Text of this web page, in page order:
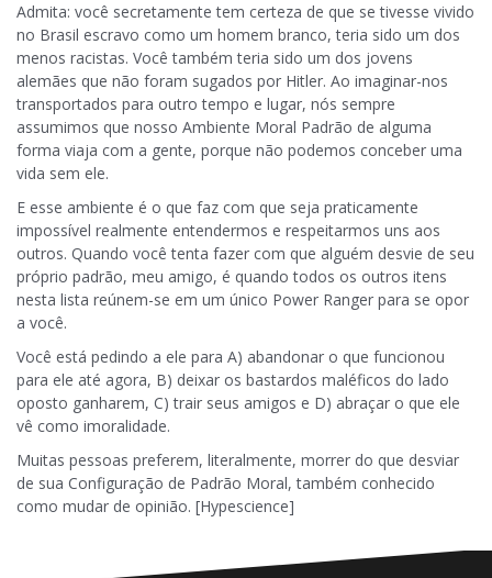
Admita: você secretamente tem certeza de que se tivesse vivido
no Brasil escravo como um homem branco, teria sido um dos
menos racistas. Você também teria sido um dos jovens
alemães que não foram sugados por Hitler. Ao imaginar-nos
transportados para outro tempo e lugar, nós sempre
assumimos que nosso Ambiente Moral Padrão de alguma
forma viaja com a gente, porque não podemos conceber uma
vida sem ele.
E esse ambiente é o que faz com que seja praticamente
impossível realmente entendermos e respeitarmos uns aos
outros. Quando você tenta fazer com que alguém desvie de seu
próprio padrão, meu amigo, é quando todos os outros itens
nesta lista reúnem-se em um único Power Ranger para se opor
a você.
Você está pedindo a ele para A) abandonar o que funcionou
para ele até agora, B) deixar os bastardos maléficos do lado
oposto ganharem, C) trair seus amigos e D) abraçar o que ele
vê como imoralidade.
Muitas pessoas preferem, literalmente, morrer do que desviar
de sua Configuração de Padrão Moral, também conhecido
como mudar de opinião. [Hypescience]